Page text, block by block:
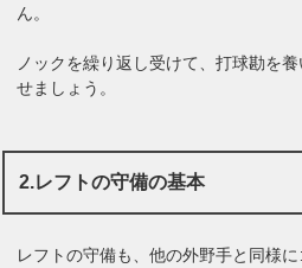
ん。
ノックを繰り返し受けて、打球勘を
せましょう。
2.レフトの守備の基本
レフトの守備も、他の外野手と同様